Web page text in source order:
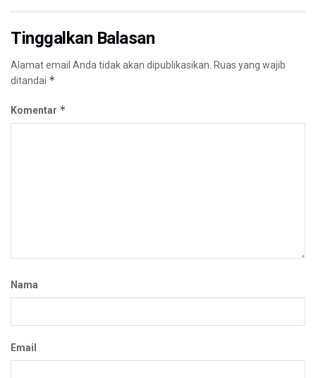
Tinggalkan Balasan
Alamat email Anda tidak akan dipublikasikan. Ruas yang wajib
ditandai *
Komentar *
Nama
Email